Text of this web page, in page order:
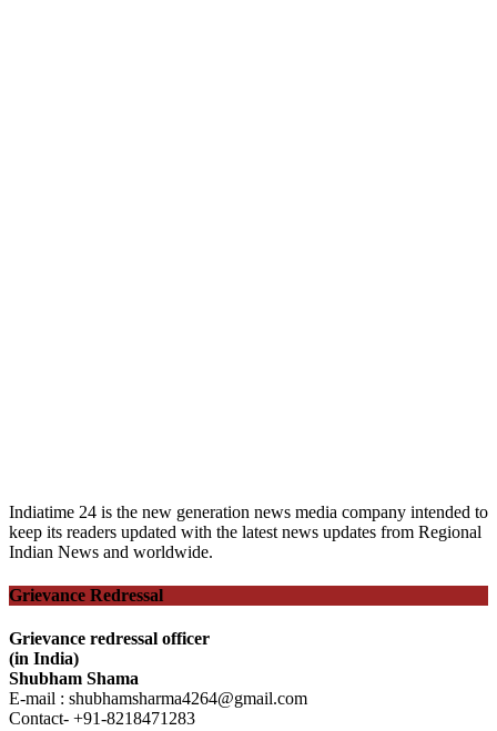
Indiatime 24 is the new generation news media company intended to
keep its readers updated with the latest news updates from Regional
Indian News and worldwide.
Grievance Redressal
Grievance redressal officer
(in India)
Shubham Shama
E-mail : shubhamsharma4264@gmail.com
Contact- +91-8218471283